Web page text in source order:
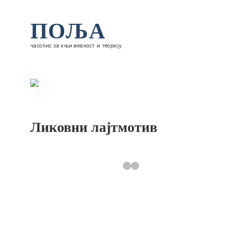
ПОЉА
часопис за књижевност и теорију
Ликовни лајтмотив